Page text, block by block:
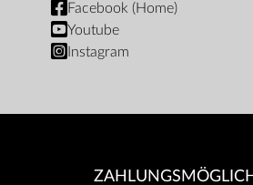
Facebook (Home)
Youtube
Instagram